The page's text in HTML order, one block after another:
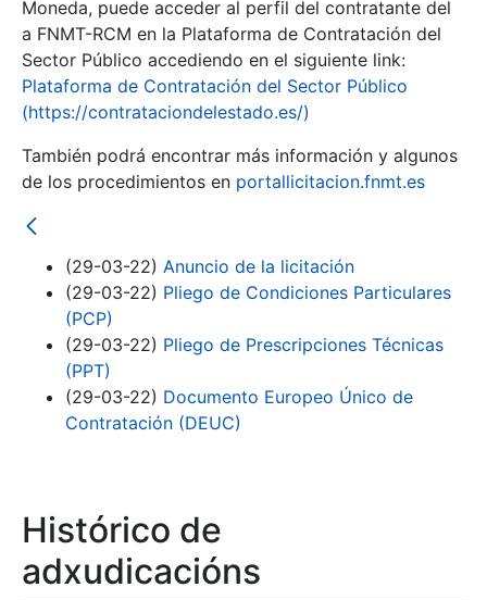
Moneda, puede acceder al perfil del contratante del
a FNMT-RCM en la Plataforma de Contratación del
Sector Público accediendo en el siguiente link:
Plataforma de Contratación del Sector Público
(https://contrataciondelestado.es/)
También podrá encontrar más información y algunos
de los procedimientos en portallicitacion.fnmt.es
(29-03-22) Anuncio de la licitación
(29-03-22) Pliego de Condiciones Particulares
(PCP)
(29-03-22) Pliego de Prescripciones Técnicas
(PPT)
(29-03-22) Documento Europeo Único de
Contratación (DEUC)
Histórico de
adxudicacións